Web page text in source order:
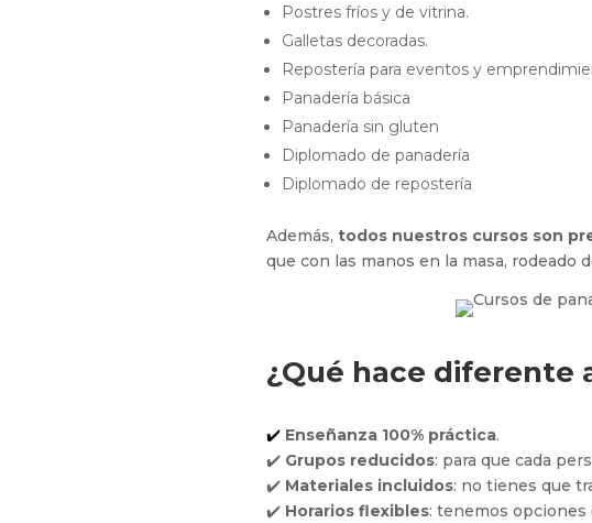
Postres fríos y de vitrina.
Galletas decoradas.
Repostería para eventos y
Panadería básica
Panadería sin gluten
Diplomado de panadería
Diplomado de repostería
Además, todos nuestros cursos son
que con las manos en la masa,
¿Qué hace diferente
✔️ Enseñanza 100% práctica.
✔️ Grupos reducidos: para que cada
✔️ Materiales incluidos: no tienes que
✔️ Horarios flexibles: tenemos opciones